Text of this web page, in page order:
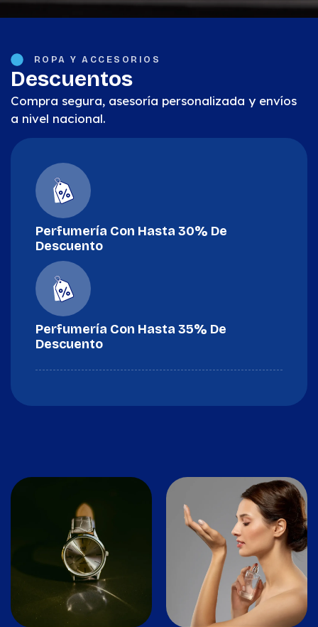
ROPA Y ACCESORIOS
Descuentos
Compra segura, asesoría personalizada y envíos
a nivel nacional.
Perfumería Con Hasta 30% De
Descuento
Perfumería Con Hasta 35% De
Descuento